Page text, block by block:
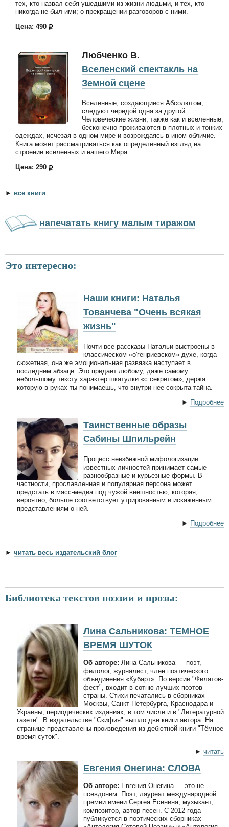
тех, кто назвал себя ушедшими из жизни людьми, и тех, кто
никогда не был ими; о прекращении разговоров с ними.
Цена: 490
Любченко В.
Вселенский спектакль на
Земной сцене
Вселенные, создающиеся Абсолютом,
следуют чередой одна за другой.
Человеческие жизни, также как и вселенные,
бесконечно проживаются в плотных и тонких
одеждах, исчезая в одном мире и возрождаясь в ином обличие.
Книга может рассматриваться как определенный взгляд на
строение вселенных и нашего Мира.
Цена: 290
► все книги
напечатать книгу малым тиражом
Это интересно:
Наши книги: Наталья
Тованчева "Очень всякая
жизнь"
Почти все рассказы Натальи выстроены в
классическом «о'генриевском» духе, когда
сюжетная, она же эмоциональная развязка наступает в
последнем абзаце. Это придает любому, даже самому
небольшому тексту характер шкатулки «с секретом», держа
которую в руках ты понимаешь, что внутри нее сокрыта тайна.
► Подробнее
Таинственные образы
Сабины Шпильрейн
Процесс неизбежной мифологизации
известных личностей принимает самые
разнообразные и курьезные формы. В
частности, прославленная и популярная персона может
предстать в масс-медиа под чужой внешностью, которая,
вероятно, больше соответствует утрированным и искаженным
представлениям о ней.
► Подробнее
► читать весь издательский блог
Библиотека текстов поэзии и прозы:
Лина Сальникова: ТЕМНОЕ
ВРЕМЯ ШУТОК
Об авторе: Лина Сальникова — поэт,
филолог, журналист, член поэтического
объединения «Кубарт». По версии "Филатов-
фест", входит в сотню лучших поэтов
страны. Стихи печатались в сборниках
Москвы, Санкт-Петербурга, Краснодара и
Украины, периодических изданиях, в том числе и в "Литературной
газете". В издательстве "Скифия" вышло две книги автора. На
странице представлены произведения из дебютной книги "Тёмное
время суток".
► читать
Евгения Онегина: СЛОВА
Об авторе: Евгения Онегина — это не
псевдоним. Поэт, лауреат международной
премии имени Сергея Есенина, музыкант,
композитор, автор песен. С 2012 года
публикуется в поэтических сборниках